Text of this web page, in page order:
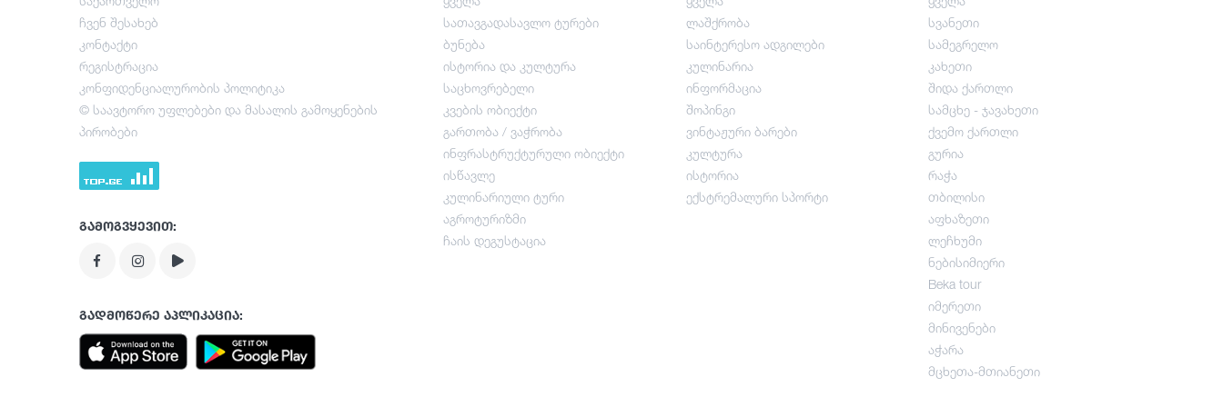
საცხოვრებელი
კვების ობიექტი
გართობა / ვაჭრობა
შემოდგომა
სათავგადასავლო ტურები
ბუნება
ისტორია და კულტურა
საცხოვრებელი
კვების ობიექტი
გართობა / ვაჭრობა
ინფრასტრუქტურული ობიექტი
ისწავლე
კულინარიული ტური
აგროტურიზმი
ჩაის დეგუსტაცია
ლაშქრობა
საინტერესო ადგილები
კულინარია
ინფორმაცია
შოპინგი
ვინტაჟური ბარები
კულტურა
ისტორია
ექსტრემალური სპორტი
სვანეთი
სამეგრელო
კახეთი
შიდა ქართლი
სამცხე - ჯავახეთი
ქვემო ქართლი
გურია
რაჭა
თბილისი
აფხაზეთი
ლეჩხუმი
ნებისიმიერი
Beka tour
იმერეთი
მინივენები
აჭარა
მცხეთა-მთიანეთი
ჩვენ შესახებ
კონტაქტი
რეგისტრაცია
კონფიდენციალურობის პოლიტიკა
© საავტორო უფლებები და მასალის გამოყენების
პირობები
გამოგვყევით:
გადმოწერე აპლიკაცია: